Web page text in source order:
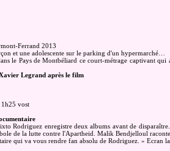
Ferrand 2013
et une adolescente sur le parking d'un hypermarché…
le Pays de Montbéliard ce court-métrage captivant
Legrand après le film
vost
Rodriguez enregistre deux albums avant de
de la lutte contre l'Apartheid. Malik Bendjelloul
qui va vous rendre fan absolu de Rodriguez. » Ecran